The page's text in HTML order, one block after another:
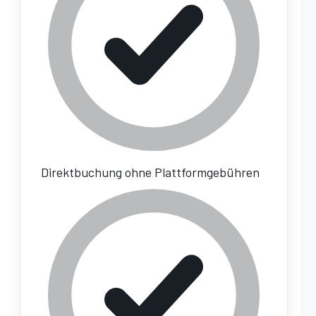
Direktbuchung ohne Plattformgebühren